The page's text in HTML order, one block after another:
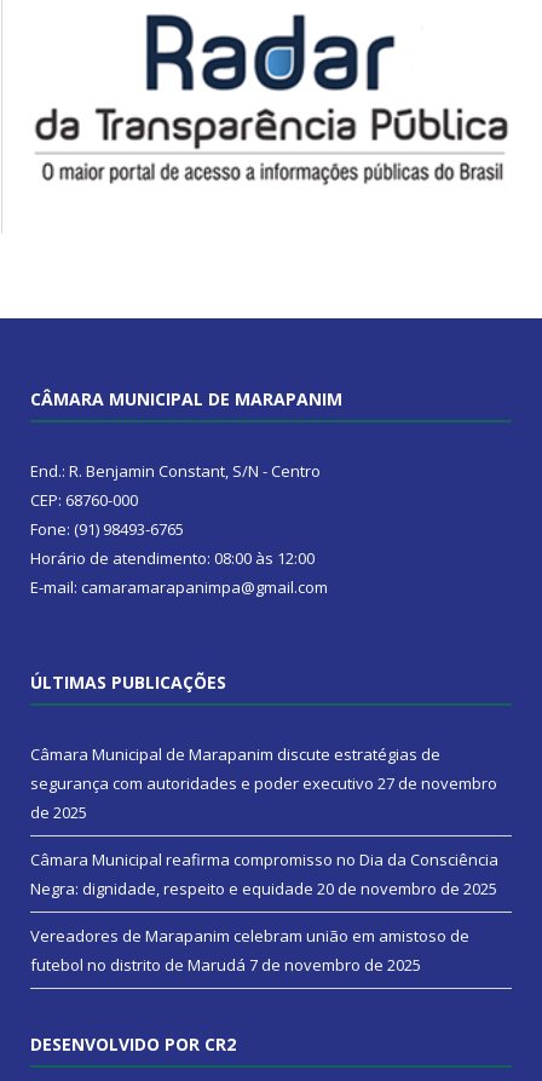
CÂMARA MUNICIPAL DE MARAPANIM
End.: R. Benjamin Constant, S/N - Centro
CEP: 68760-000
Fone: (91) 98493-6765
Horário de atendimento: 08:00 às 12:00
E-mail: camaramarapanimpa@gmail.com
ÚLTIMAS PUBLICAÇÕES
Câmara Municipal de Marapanim discute estratégias de
segurança com autoridades e poder executivo 27 de novembro
de 2025
Câmara Municipal reafirma compromisso no Dia da Consciência
Negra: dignidade, respeito e equidade 20 de novembro de 2025
Vereadores de Marapanim celebram união em amistoso de
futebol no distrito de Marudá 7 de novembro de 2025
DESENVOLVIDO POR CR2